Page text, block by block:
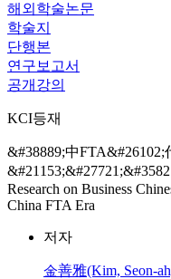
해외학술논문
학술지
단행본
연구보고서
공개강의
KCI등재
&#38889;中FTA&#26102;
Research on Business
China FTA Era
저자
金善雅(Kim, Seon-